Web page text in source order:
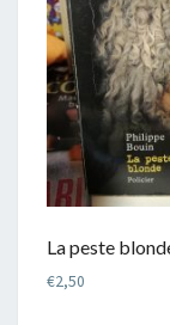
La peste
€2,50